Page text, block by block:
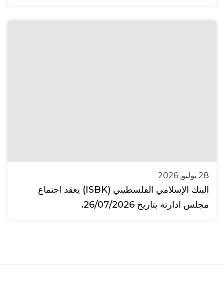
28 يوليو, 2026
البنك الإسلامي الفلسطيني (ISBK) يعقد اجتماع
مجلس ادارته بتاريخ 26/07/2026.